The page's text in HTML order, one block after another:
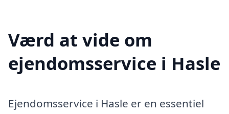
Værd at vide om
ejendomsservice i Hasle
Ejendomsservice i Hasle er en essentiel